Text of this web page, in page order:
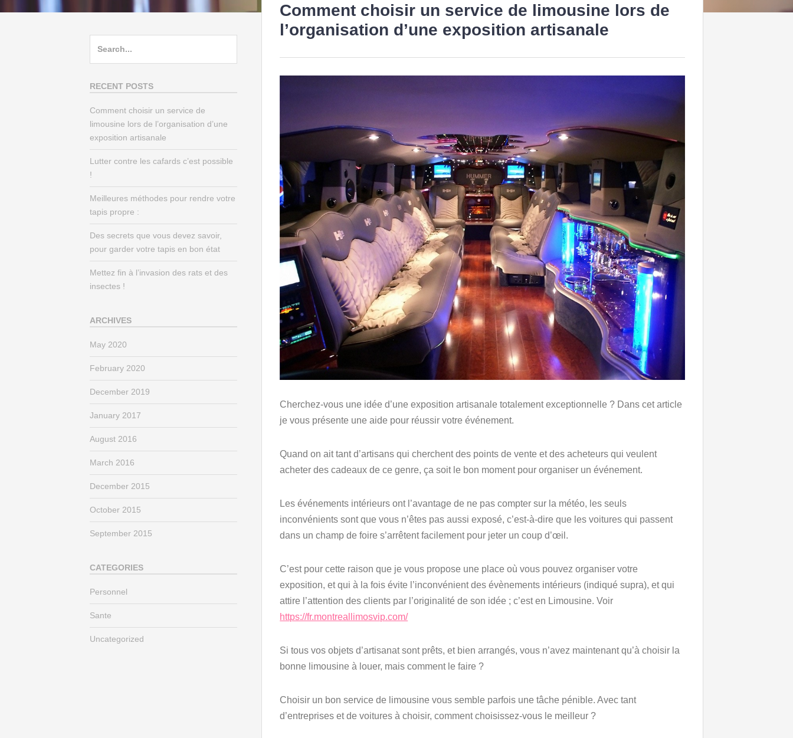
Comment choisir un service de limousine lors de
l’organisation d’une exposition artisanale
Cherchez-vous une idée d’une exposition artisanale totalement exceptionnelle ? Dans cet article
je vous présente une aide pour réussir votre événement.
Quand on ait tant d’artisans qui cherchent des points de vente et des acheteurs qui veulent
acheter des cadeaux de ce genre, ça soit le bon moment pour organiser un événement.
Les événements intérieurs ont l’avantage de ne pas compter sur la météo, les seuls
inconvénients sont que vous n’êtes pas aussi exposé, c’est-à-dire que les voitures qui passent
dans un champ de foire s’arrêtent facilement pour jeter un coup d’œil.
C’est pour cette raison que je vous propose une place où vous pouvez organiser votre
exposition, et qui à la fois évite l’inconvénient des évènements intérieurs (indiqué supra), et qui
attire l’attention des clients par l’originalité de son idée ; c’est en Limousine. Voir
https://fr.montreallimosvip.com/
Si tous vos objets d’artisanat sont prêts, et bien arrangés, vous n’avez maintenant qu’à choisir la
bonne limousine à louer, mais comment le faire ?
Choisir un bon service de limousine vous semble parfois une tâche pénible. Avec tant
d’entreprises et de voitures à choisir, comment choisissez-vous le meilleur ?
RECENT POSTS
Comment choisir un service de
limousine lors de l’organisation d’une
exposition artisanale
Lutter contre les cafards c’est possible
!
Meilleures méthodes pour rendre votre
tapis propre :
Des secrets que vous devez savoir,
pour garder votre tapis en bon état
Mettez fin à l’invasion des rats et des
insectes !
ARCHIVES
May 2020
February 2020
December 2019
January 2017
August 2016
March 2016
December 2015
October 2015
September 2015
CATEGORIES
Personnel
Sante
Uncategorized